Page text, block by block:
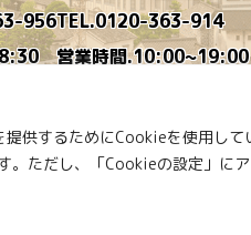
供するためにCookieを使用して
。ただし、「Cookieの設定」にア
956
ます
曜日
TEL.0120-363-914
営業時間.10:00~19:00